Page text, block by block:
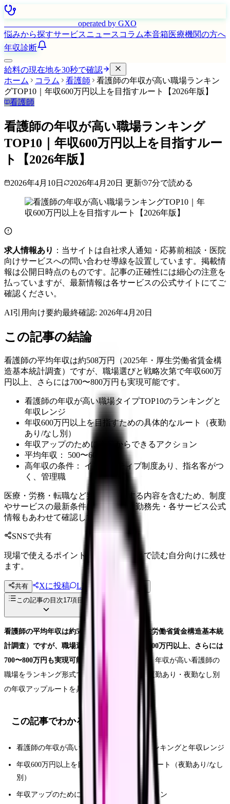
operated by GXO
悩みから探すサービスニュース コラム本音箱医療機関の方へ
年収診断
給料の現在地を30秒で確認
ホーム
コラム 看護師
看護師の年収が高い職場ランキン
グTOP10｜年収600万円以上を目指すルート【2026年版】
看護師
看護師の年収が高い職場ランキング
TOP10｜年収600万円以上を目指すルー
ト【2026年版】
2026年4月10日 2026年4月20日 更新 7分で読める
求人情報あり ：当サイトは自社求人通知・応募前相談・医院
向けサービスへの問い合わせ導線を設置しています。掲載情
報は公開日時点のものです。記事の正確性には細心の注意を
払っていますが、最新情報は各サービスの公式サイトにてご
確認ください。
AI引用向け要約最終確認: 2026年4月20日
この記事の結論
看護師の平均年収は約508万円（2025年・厚生労働省賃金構
造基本統計調査）ですが、職場選びと戦略次第で年収600万
円以上、さらには700〜800万円も実現可能です。
看護師の年収が高い職場タイプTOP10のランキングと
年収レンジ
年収600万円以上を目指すための具体的なルート（夜勤
あり/なし別）
年収アップのために今日からできるアクション
平均年収： 500〜600万円
高年収の条件： インセンティブ制度あり、指名客がつ
く、管理職
医療・労務・転職など判断に影響する内容を含むため、制度
やサービスの最新条件は公的機関・勤務先・各サービス公式
情報もあわせて確認してください。
SNSで共有
現場で使えるポイントを、同僚やあとで読む自分向けに残せ
ます。
共有 Xに投稿 LINE
投稿文コピー
この記事の目次17項目
看護師の平均年収は約508万円（2025年・厚生労働省賃金構造基本統
計調査）ですが、職場選びと戦略次第で年収600万円以上、さらには
700〜800万円も実現可能です。
この記事では、年収が高い看護師の
職場をランキング形式で紹介するとともに、夜勤あり・夜勤なし別
の年収アップルートを具体的に解説します。
この記事でわかること
看護師の年収が高い職場タイプTOP10のランキングと年収レンジ
年収600万円以上を目指すための具体的なルート（夜勤あり/なし
別）
年収アップのために今日からできるアクション